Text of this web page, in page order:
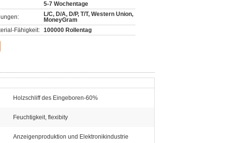
5-7 Wochentage
L/C, D/A, D/P, T/T, Western Union,
MoneyGram
Fähigkeit: 100000 Rollentag
Holzschliff des Eingeboren-60%
Feuchtigkeit, flexibity
Anzeigenproduktion und Elektronikindustrie